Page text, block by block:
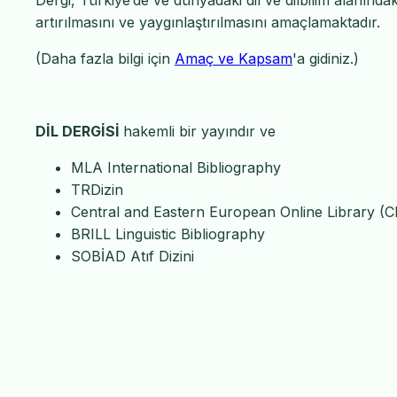
artırılmasını ve yaygınlaştırılmasını amaçlamaktadır.
(Daha fazla bilgi için Amaç ve Kapsam'a gidiniz.)
DİL DERGİSİ hakemli bir yayındır ve
MLA International Bibliography
TRDizin
Central and Eastern European Online Library
BRILL Linguistic Bibliography
SOBİAD Atıf Dizini